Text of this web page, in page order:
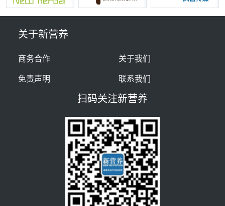
关于新营养
商务合作
关于我们
免责声明
联系我们
扫码关注新营养